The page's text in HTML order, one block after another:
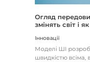
Огляд
змінять світ і
Інновації
Моделі ШІ
швидкістю всіма,